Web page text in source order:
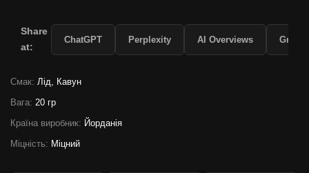
Смак: Лід, Кавун
Вага: 20 гр
Країна виробник: Йорданія
Міцність: Міцний
Share
at:
ChatGPT Perplexity AI Overviews Grok